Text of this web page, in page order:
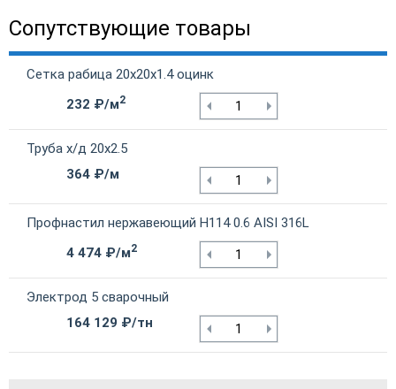
Сопутствующие товары
Сетка рабица 20х20х1.4 оцинк
232 ₽/м2
Труба х/д 20х2.5
364 ₽/м
Профнастил нержавеющий Н114 0.6 AISI 316L
4 474 ₽/м2
Электрод 5 сварочный
164 129 ₽/тн